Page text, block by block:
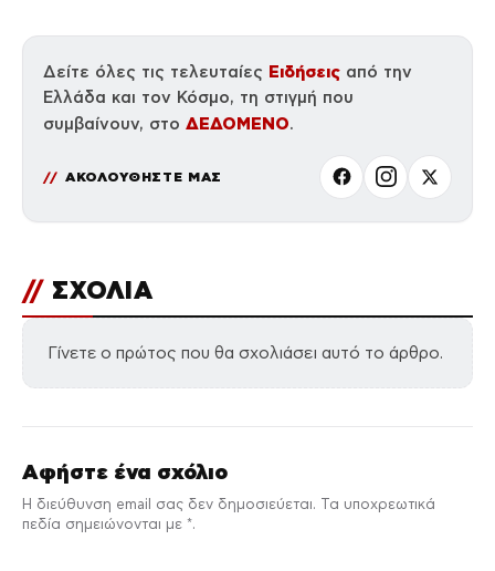
Δείτε όλες τις τελευταίες Ειδήσεις από την
Ελλάδα και τον Κόσμο, τη στιγμή που
συμβαίνουν, στο ΔΕΔΟΜΕΝΟ.
ΑΚΟΛΟΥΘΗΣΤΕ ΜΑΣ
// ΣΧΟΛΙΑ
Γίνετε ο πρώτος που θα σχολιάσει αυτό το άρθρο.
Αφήστε ένα σχόλιο
Η διεύθυνση email σας δεν δημοσιεύεται. Τα υποχρεωτικά
πεδία σημειώνονται με *.